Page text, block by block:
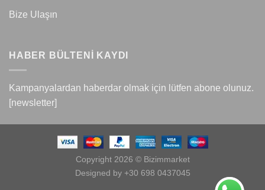
Bize Ulaşın
HABER BÜLTENİ KAYDI
Kampanyalardan haberdar olmak için lütfen abone olunuz.
[newsletter]
Copyright 2026 © Bizimmarket
Designed by +30 698 0437045